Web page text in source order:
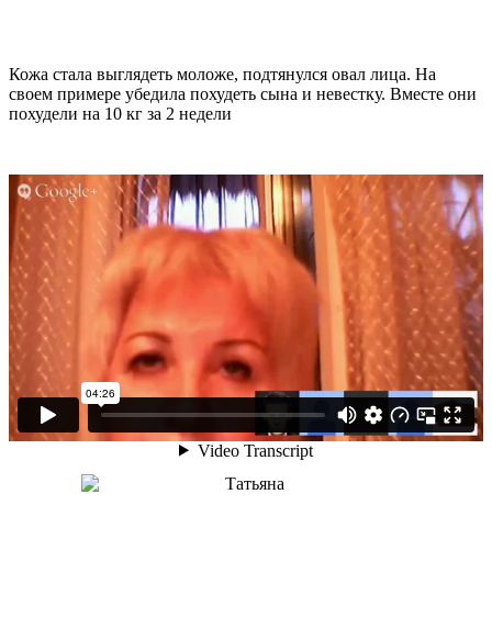
Кожа стала выглядеть моложе, подтянулся овал лица. На
своем примере убедила похудеть сына и невестку. Вместе они
похудели на 10 кг за 2 недели